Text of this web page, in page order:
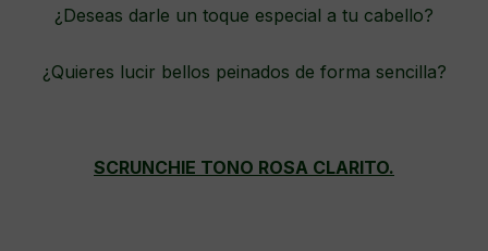
¿Deseas darle un toque especial a tu cabello?
¿Quieres lucir bellos peinados de forma sencilla?
SCRUNCHIE TONO ROSA CLARITO.